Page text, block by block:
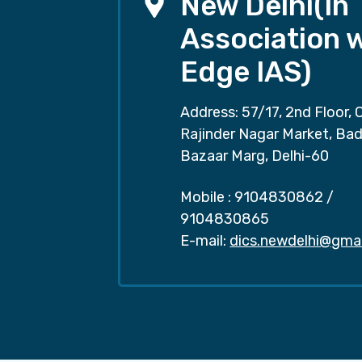
Association
Edge IAS)
Address: 57/17, 2nd Floor,
Rajinder Nagar Market,
Bazaar Marg, Delhi-60
Mobile : 9104830862 /
9104830865
E-mail: